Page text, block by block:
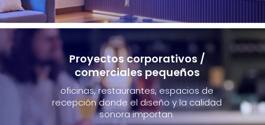
Proyectos corporativos /
comerciales pequeños
oficinas, restaurantes, espacios de
recepción donde el diseño y la calidad
sonora importan.